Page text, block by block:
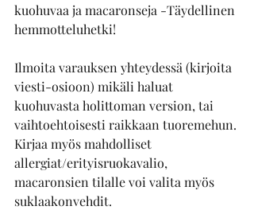
kuohuvaa ja macaronseja -Täydellinen
hemmotteluhetki!
Ilmoita varauksen yhteydessä (kirjoita
viesti-osioon) mikäli haluat
kuohuvasta holittoman version, tai
vaihtoehtoisesti raikkaan tuoremehun.
Kirjaa myös mahdolliset
allergiat/erityisruokavalio,
macaronsien tilalle voi valita myös
suklaakonvehdit.